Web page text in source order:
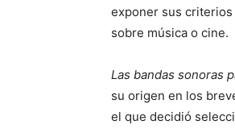
exponer sus
sobre música o cine.
Las bandas sonoras
su origen en los
el que decidió